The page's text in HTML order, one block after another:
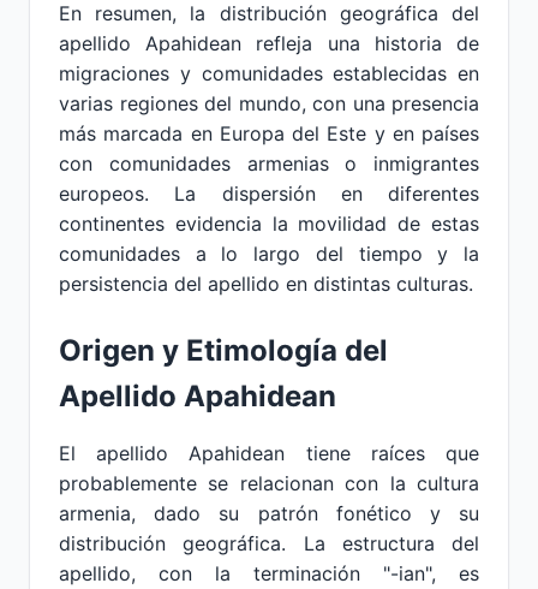
En resumen, la distribución geográfica del
apellido Apahidean refleja una historia de
migraciones y comunidades establecidas en
varias regiones del mundo, con una presencia
más marcada en Europa del Este y en países
con comunidades armenias o inmigrantes
europeos. La dispersión en diferentes
continentes evidencia la movilidad de estas
comunidades a lo largo del tiempo y la
persistencia del apellido en distintas culturas.
Origen y Etimología del
Apellido Apahidean
El apellido Apahidean tiene raíces que
probablemente se relacionan con la cultura
armenia, dado su patrón fonético y su
distribución geográfica. La estructura del
apellido, con la terminación "-ian", es